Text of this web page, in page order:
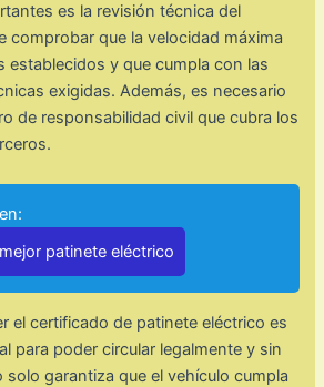
es la revisión técnica del
comprobar que la velocidad máxima
establecidos y que cumpla con las
exigidas. Además, es necesario
de responsabilidad civil que cubra los
patinete eléctrico
el certificado de patinete eléctrico es
para poder circular legalmente y sin
solo garantiza que el vehículo cumpla